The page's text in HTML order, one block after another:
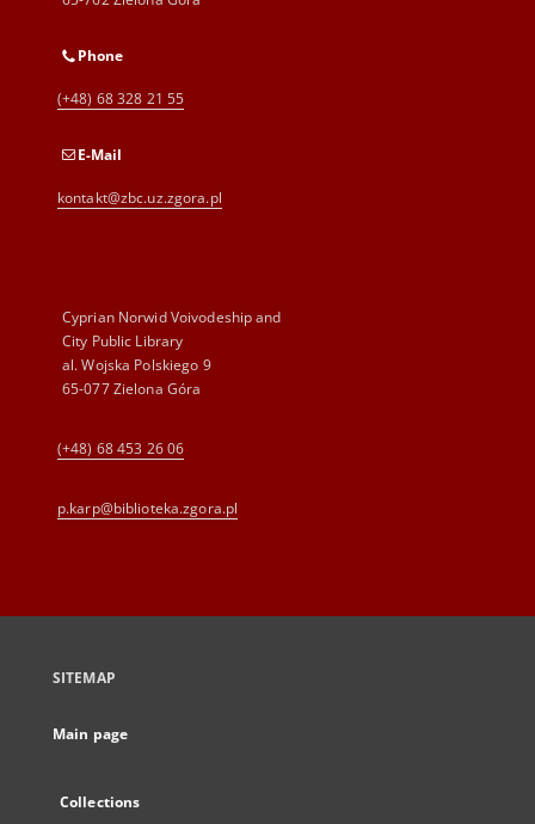
Phone
(+48) 68 328 21 55
E-Mail
kontakt@zbc.uz.zgora.pl
Cyprian Norwid Voivodeship and
City Public Library
al. Wojska Polskiego 9
65-077 Zielona Góra
(+48) 68 453 26 06
p.karp@biblioteka.zgora.pl
SITEMAP
Main page
Collections